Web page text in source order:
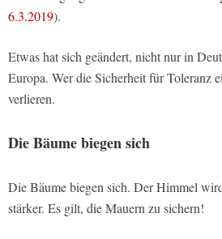
6.3.2019).
Etwas hat sich geändert, nicht nur in
Europa. Wer die Sicherheit für Toleranz
verlieren.
Die Bäume biegen sich
Die Bäume biegen sich. Der Himmel
stärker. Es gilt, die Mauern zu sichern!